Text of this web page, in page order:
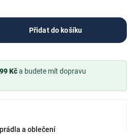
Přidat do košíku
Kča budete mít dopravu
prádla a oblečení